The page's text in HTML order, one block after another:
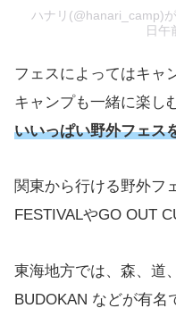
ハナリ(@hanari_camp)
日午
フェスによってはキャ
キャンプも一緒に楽し
いいっぱい野外フェス
関東から行ける野外フ
FESTIVALやGO OUT
東海地方では、森、道
BUDOKAN などが有名